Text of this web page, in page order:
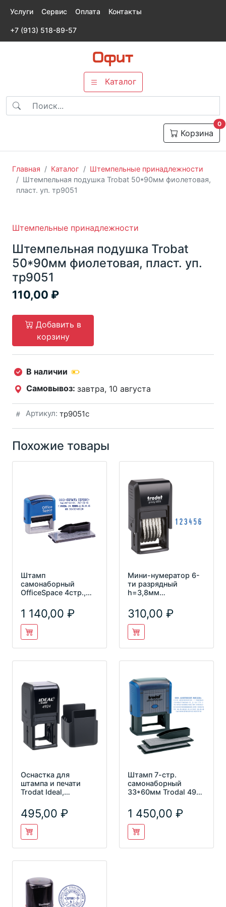
Услуги Сервис Оплата Контакты
+7 (913) 518-89-57
Каталог
Корзина
0
Главная Каталог
Штемпельные принадлежности
Штемпельная подушка Trobat 50*90мм фиолетовая,
пласт. уп. тр9051
Штемпельные принадлежности
Штемпельная подушка Trobat
50*90мм фиолетовая, пласт. уп.
тр9051
110,00
Добавить в
корзину
В наличии
Самовывоз: завтра, 10 августа
Артикул: тр9051с
Похожие товары
Штамп
самонаборный
OfficeSpace 4стр.,
1 140,00
Мини-нумератор 6-
ти разрядный
h=3,8мм
4836
310,00
Оснастка для
штампа и печати
Trodat Ideal,
пластмассовая, с
крышко
495,00
Штамп 7-стр.
самонаборный
33*60мм Trodal 4928
1 450,00